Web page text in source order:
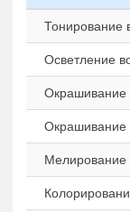
Тонирование
Осветление
Окрашивание
Мелирование